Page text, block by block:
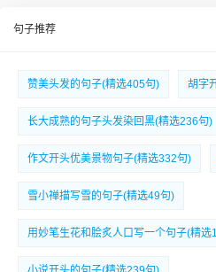
句子推荐
赞美头发的句子(精选405句) 胡字
长大成熟的句子头发染回黑(精选236句)
作文开头优美景物句子(精选332句)
雪小禅描写雪的句子(精选49句)
用妙笔生花和脍炙人口写一个句子(精选